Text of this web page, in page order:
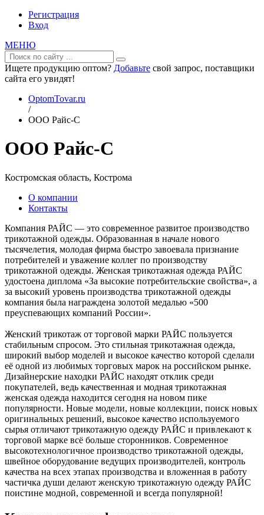
Регистрация
Вход
МЕНЮ
Ищете продукцию оптом? Добавьте свой запрос, поставщики
сайта его увидят!
OptomTovar.ru
/
ООО Райс-С
ООО Райс-С
Костромская область, Кострома
О компании
Контакты
Компания РАЙС — это современное развитое производство
трикотажной одежды. Образованная в начале нового
тысячелетия, молодая фирма быстро завоевала признание
потребителей и уважение коллег по производству
трикотажной одежды. Женская трикотажная одежда РАЙС
удостоена диплома «За высокие потребительские свойства», а
за высокий уровень производства трикотажной одежды
компания была награждена золотой медалью «500
преуспевающих компаний России».
Женский трикотаж от торговой марки РАЙС пользуется
стабильным спросом. Это стильная трикотажная одежда,
широкий выбор моделей и высокое качество которой сделали
её одной из любимых торговых марок на российском рынке.
Дизайнерские находки РАЙС находят отклик среди
покупателей, ведь качественная и модная трикотажная
женская одежда находится сегодня на новом пике
популярности. Новые модели, новые коллекции, поиск новых
оригинальных решений, высокое качество используемого
сырья отличают трикотажную одежду РАЙС и привлекают к
торговой марке всё больше сторонников. Современное
высокотехнологичное производство трикотажной одежды,
швейное оборудование ведущих производителей, контроль
качества на всех этапах производства и вложенная в работу
частичка души делают женскую трикотажную одежду РАЙС
поистине модной, современной и всегда популярной!